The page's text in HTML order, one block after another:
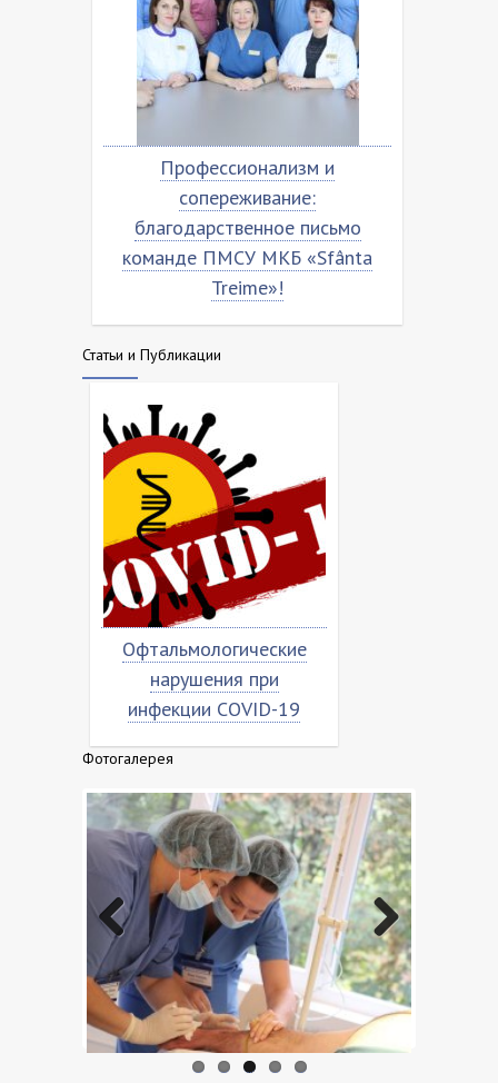
Профессионализм и
письмо
ПМСУ МКБ «Sfânta
Благодарственное
команде МКБ
Статьи и Публикации
Офтальмологические
нарушения при
инфекции COVID-19
Насколько вирус
Фотогалерея
Previo
us
Next